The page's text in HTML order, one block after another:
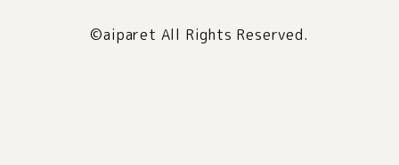
©aiparet All Rights Reserved.